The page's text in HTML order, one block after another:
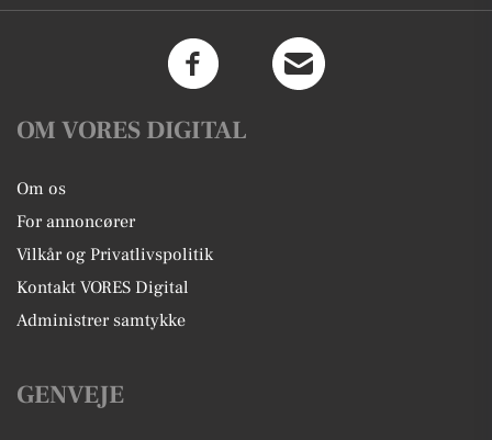
OM VORES DIGITAL
Om os
For annoncører
Vilkår og Privatlivspolitik
Kontakt VORES Digital
Administrer samtykke
GENVEJE